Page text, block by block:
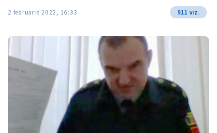
2 februarie 2022, 16:33 911 viz.